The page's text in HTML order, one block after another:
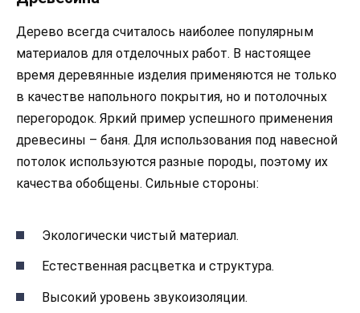
Дерево всегда считалось наиболее популярным
материалов для отделочных работ. В настоящее
время деревянные изделия применяются не только
в качестве напольного покрытия, но и потолочных
перегородок. Яркий пример успешного применения
древесины – баня. Для использования под навесной
потолок используются разные породы, поэтому их
качества обобщены. Сильные стороны:
Экологически чистый материал.
Естественная расцветка и структура.
Высокий уровень звукоизоляции.